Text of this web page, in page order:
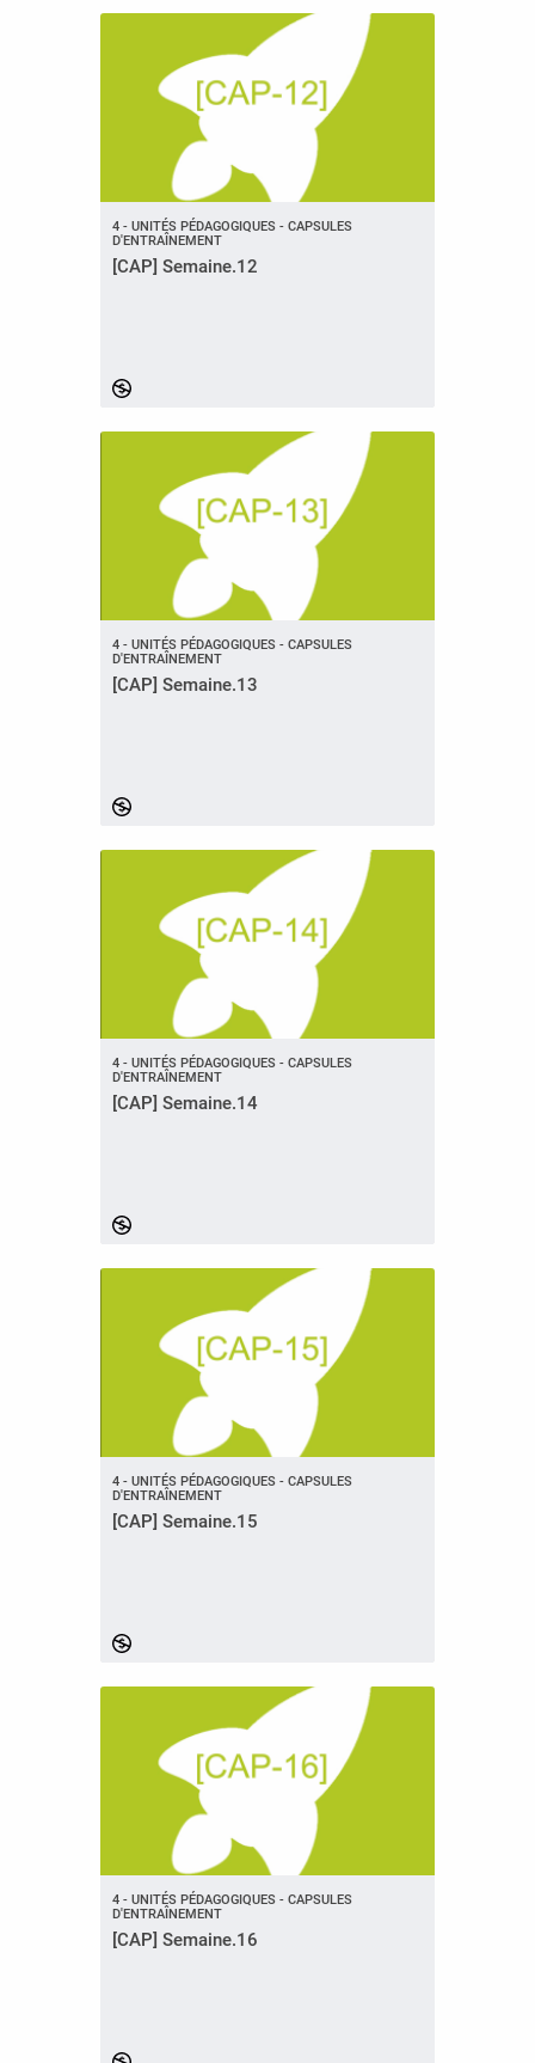
4 - UNITÉS PÉDAGOGIQUES - CAPSULES
D'ENTRAÎNEMENT
[CAP] Semaine.12
4 - UNITÉS PÉDAGOGIQUES - CAPSULES
D'ENTRAÎNEMENT
[CAP] Semaine.13
4 - UNITÉS PÉDAGOGIQUES - CAPSULES
D'ENTRAÎNEMENT
[CAP] Semaine.14
4 - UNITÉS PÉDAGOGIQUES - CAPSULES
D'ENTRAÎNEMENT
[CAP] Semaine.15
4 - UNITÉS PÉDAGOGIQUES - CAPSULES
D'ENTRAÎNEMENT
[CAP] Semaine.16